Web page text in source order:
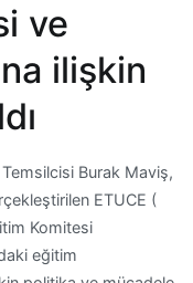
ve
ilişkin
Temsilcisi Burak Maviş,
ETUCE (
Komitesi
eğitim